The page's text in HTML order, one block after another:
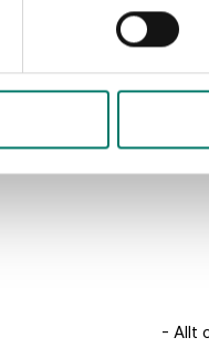
löksky och
västerbottenost för en
fylligt och smakrikt rött
- Allt